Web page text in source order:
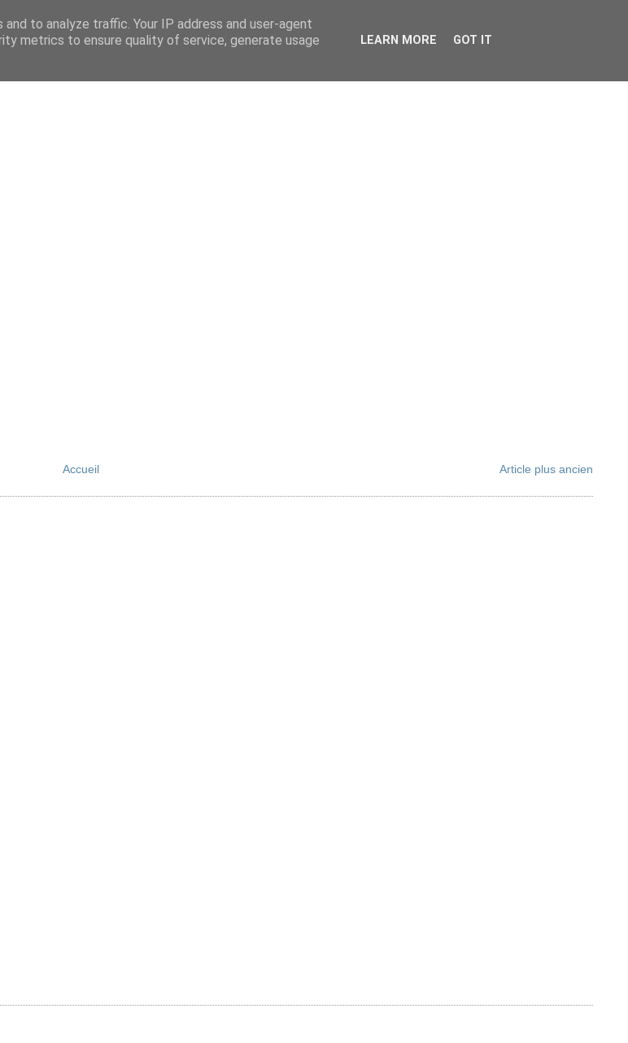
Article plus ancien
Accueil
to analyze traffic. Your IP address and user-agent
metrics to ensure quality of service, generate usage
LEARN MORE GOT IT